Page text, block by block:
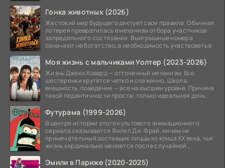
Гонка животных (2026)
Жестокий мир будущего диктует свои правила. Обычная
лотерея превратилась в механизм отбора участников
запредельного состязания. Выигрышные номера
означают не богатство, а необходимость участвовать в
Моя жизнь с мальчиками Уолтер (2023-2026)
Жизнь Джеки Ховард — отточенный механизм. Все
шестеренки крутятся четко и слаженно. Школа,
внешность, поведение — все на высшем уровне. Причина
такой педантичности проста: только идеальная дочь
Футурама (1999-2026)
В центре истории этого культового анимационного
сериала оказывается Филип Дж. Фрай, ничем не
примечательный доставщик пиццы из конца XX века, чья
жизнь кардинально меняется после случайной
Эмили в Париже (2020-2025)